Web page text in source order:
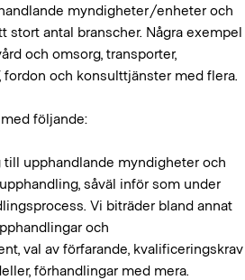
myndigheter/enheter och
stort antal branscher. Några exempel
och omsorg, transporter,
fordon och konsulttjänster med flera.
följande:
upphandlande myndigheter och
såväl inför som under
Vi biträder bland annat
och
val av förfarande, kvalificeringskrav
förhandlingar med mera.